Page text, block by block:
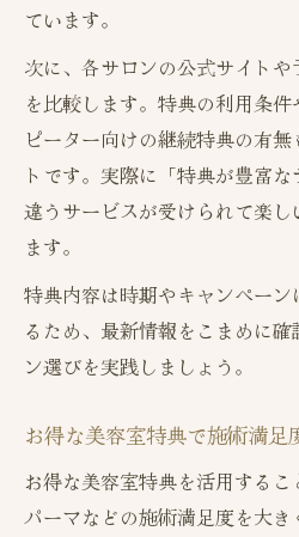
ています。
次に、各サロンの公式サイト
を比較します。特典の利用条
ピーター向けの継続特典の有
トです。実際に「特典が豊富
違うサービスが受けられて楽し
ます。
特典内容は時期やキャンペー
るため、最新情報をこまめに
ン選びを実践しましょう。
お得な美容室特典で施術満足
お得な美容室特典を活用するこ
パーマなどの施術満足度を大